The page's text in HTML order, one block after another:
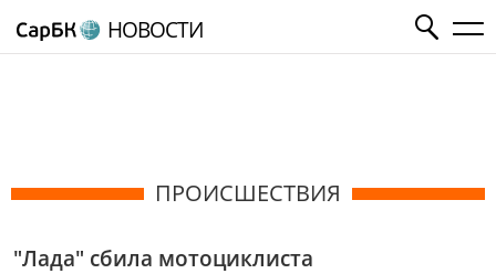
НОВОСТИ
ПРОИСШЕСТВИЯ
"Лада" сбила мотоциклиста